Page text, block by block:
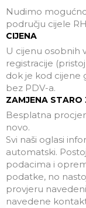
Nudimo
području cijele
CIJENA
U cijenu osobnih
registracije
dok je kod cijene
bez PDV-a.
ZAMJENA STARO
Besplatna
novo.
Svi naši oglasi
automatski.
podacima i
podatke, no
provjeru
navedene